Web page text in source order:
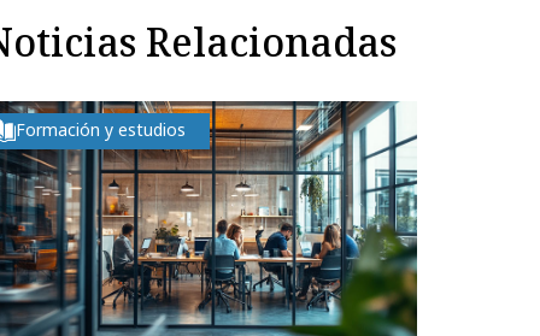
Relacionadas
Formación y estudios